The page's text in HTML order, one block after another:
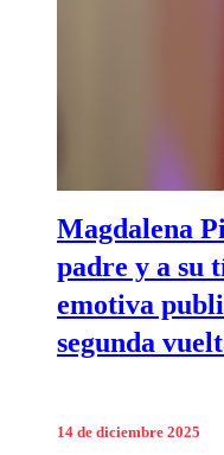
Magdalena
padre y a su
emotiva
segunda
14 de diciembre 2025